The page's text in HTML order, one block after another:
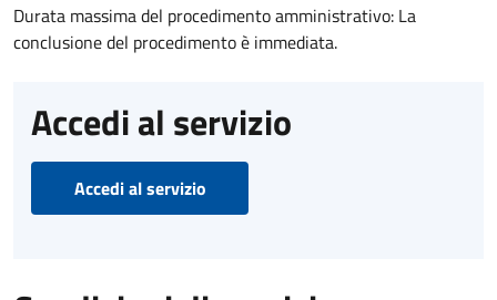
Durata massima del procedimento amministrativo: La
conclusione del procedimento è immediata.
Accedi al servizio
Accedi al servizio